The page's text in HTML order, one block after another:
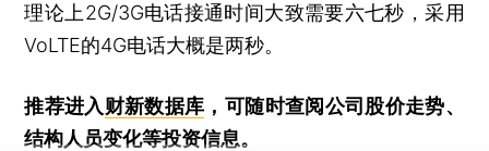
理论上2G/3G电话接通时间大致需要六七秒，采用
VoLTE的4G电话大概是两秒。
推荐进入财新数据库 ，可随时查阅公司股价走势、
结构人员变化等投资信息。